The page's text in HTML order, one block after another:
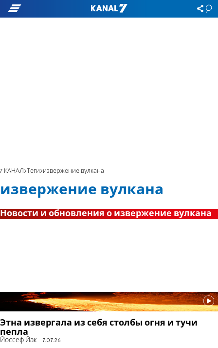
7 КАНАЛ Теги извержение вулкана
извержение вулкана
Новости и обновления о извержение вулкана
Этна извергала из себя столбы огня и тучи
пепла
Йоссеф Йак 7.07.26